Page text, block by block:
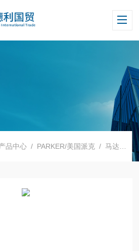
品中心 / PARKER/美国派克 / 马达 /